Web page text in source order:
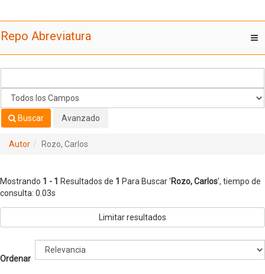
Repo Abreviatura
Buscar Avanzado
Autor Rozo, Carlos
Mostrando 1 - 1 Resultados de 1 Para Buscar 'Rozo, Carlos', tiempo de
consulta: 0.03s
Limitar resultados
Ordenar